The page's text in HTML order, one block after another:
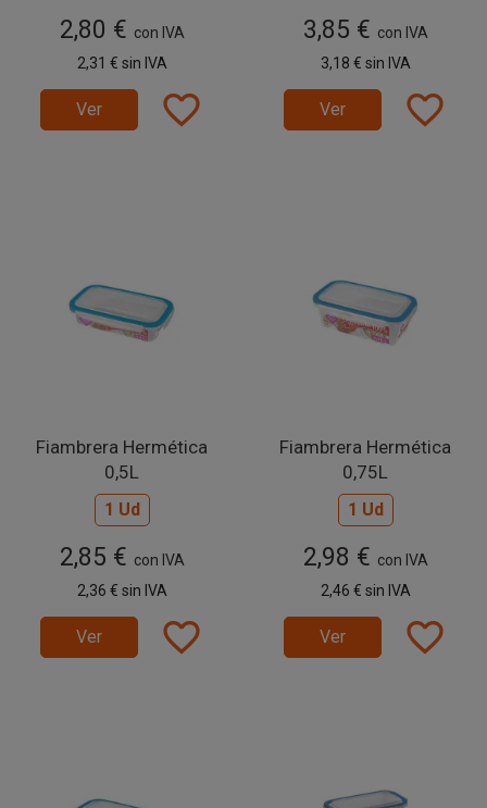
2,80 € con IVA
2,31 € sin IVA
Ver favorite_border
3,85 € con IVA
3,18 € sin IVA
Ver favorite_border
Fiambrera Hermética
0,5L
1 Ud
2,85 € con IVA
2,36 € sin IVA
Ver favorite_border
Fiambrera Hermética
0,75L
1 Ud
2,98 € con IVA
2,46 € sin IVA
Ver favorite_border